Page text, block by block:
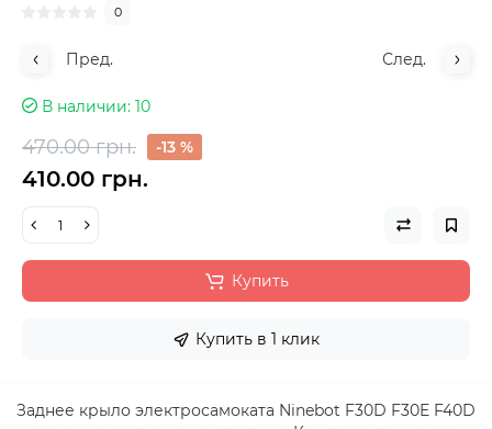
0
Пред. След.
В наличии 10
470.00 грн. -13 %
410.00 грн.
Купить
Купить в 1 клик
Заднее крыло электросамоката Ninebot F30D F30E F40D